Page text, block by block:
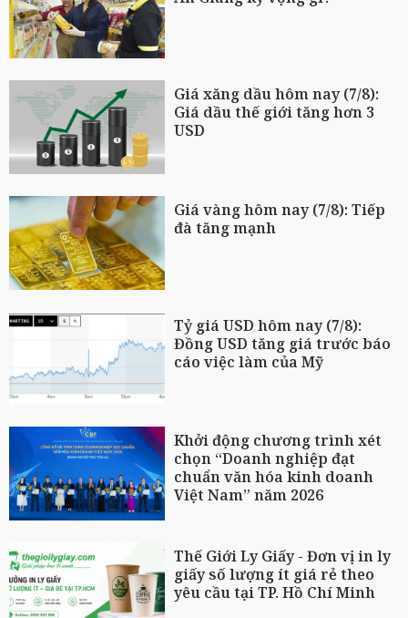
Giá xăng dầu hôm nay (7/8):
Giá dầu thế giới tăng hơn 3
USD
Giá vàng hôm nay (7/8): Tiếp
đà tăng mạnh
Tỷ giá USD hôm nay (7/8):
Đồng USD tăng giá trước báo
cáo việc làm của Mỹ
Khởi động chương trình xét
chọn “Doanh nghiệp đạt
chuẩn văn hóa kinh doanh
Việt Nam” năm 2026
Thế Giới Ly Giấy - Đơn vị in ly
giấy số lượng ít giá rẻ theo
yêu cầu tại TP. Hồ Chí Minh